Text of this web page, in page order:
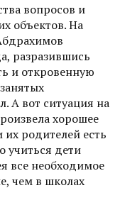
вопросов и
объектов. На
разразившись
и откровенную
А вот ситуация на
хорошее
их родителей есть
учиться дети
все необходимое
чем в школах